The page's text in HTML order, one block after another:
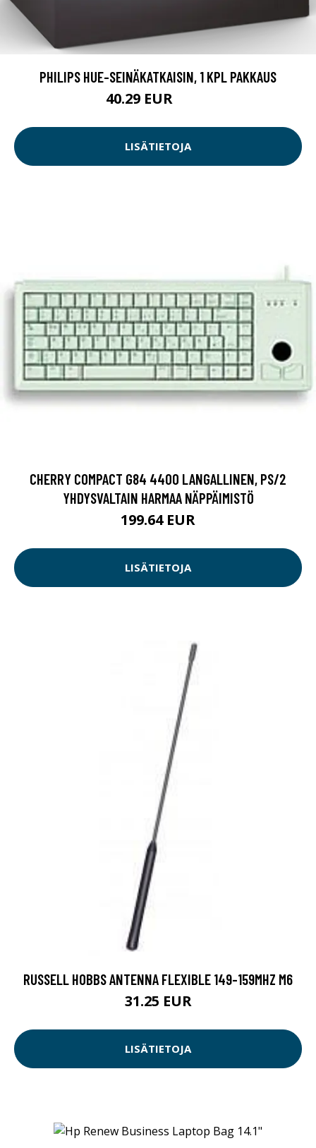
PHILIPS HUE-SEINÄKATKAISIN, 1 KPL PAKKAUS
40.29 EUR
LISÄTIETOJA
CHERRY COMPACT G84 4400 LANGALLINEN, PS/2
YHDYSVALTAIN HARMAA NÄPPÄIMISTÖ
199.64 EUR
LISÄTIETOJA
RUSSELL HOBBS ANTENNA FLEXIBLE 149-159MHZ M6
31.25 EUR
LISÄTIETOJA